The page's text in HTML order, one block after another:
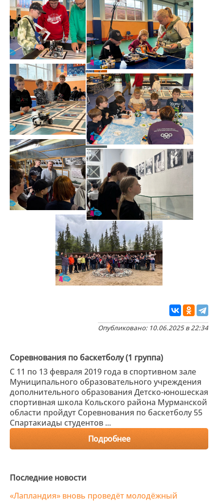
Опубликовано: 10.06.2025 в 22:34
Соревнования по баскетболу (1 группа)
С 11 по 13 февраля 2019 года в спортивном зале
Муниципального образовательного учреждения
дополнительного образования Детско-юношеская
спортивная школа Кольского района Мурманской
области пройдут Соревнования по баскетболу 55
Спартакиады студентов ...
Подробнее
Последние новости
«Лапландия» вновь проведёт молодёжный